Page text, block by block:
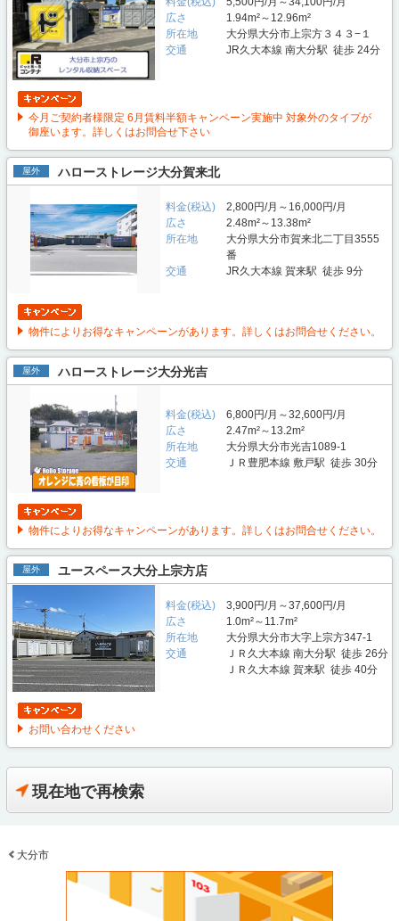
広さ
1.94m²～12.96m²
所在地
大分県大分市上宗方３４３−１
交通
JR久大本線 南大分駅 徒歩 24分
今月ご契約者様限定 6月賃料半額キャンペーン実施中 対象外のタイプが
御座います。詳しくはお問合せ下さい
屋外 ハローストレージ大分賀来北
料金(税込)
2,800円/月～16,000円/月
広さ
2.48m²～13.38m²
所在地
大分県大分市賀来北二丁目3555
番
交通
JR久大本線 賀来駅 徒歩 9分
物件によりお得なキャンペーンがあります。詳しくはお問合せください。
屋外 ハローストレージ大分光吉
料金(税込)
6,800円/月～32,600円/月
広さ
2.47m²～13.2m²
所在地
大分県大分市光吉1089-1
交通
ＪＲ豊肥本線 敷戸駅 徒歩 30分
物件によりお得なキャンペーンがあります。詳しくはお問合せください。
屋外 ユースペース大分上宗方店
料金(税込)
3,900円/月～37,600円/月
広さ
1.0m²～11.7m²
所在地
大分県大分市大字上宗方347-1
交通
ＪＲ久大本線 南大分駅 徒歩 26分
ＪＲ久大本線 賀来駅 徒歩 40分
お問い合わせください
現在地で再検索
大分市